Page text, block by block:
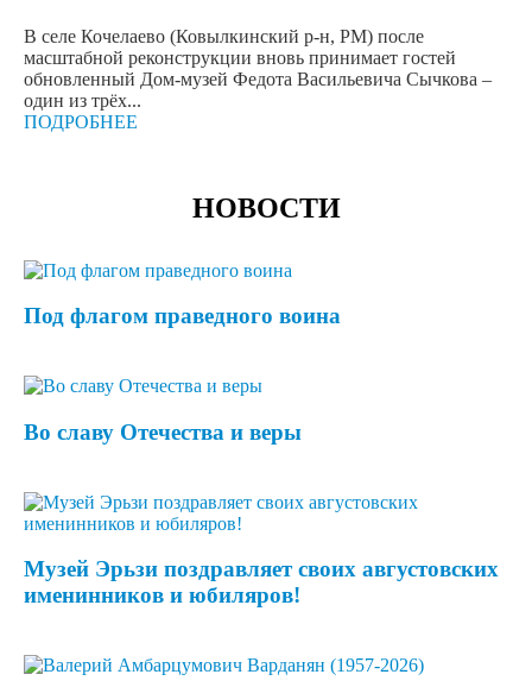
В селе Кочелаево (Ковылкинский р-н, РМ) после
масштабной реконструкции вновь принимает гостей
обновленный Дом-музей Федота Васильевича Сычкова –
один из трёх...
ПОДРОБНЕЕ
НОВОСТИ
Под флагом праведного воина
Во славу Отечества и веры
Музей Эрьзи поздравляет своих августовских
именинников и юбиляров!